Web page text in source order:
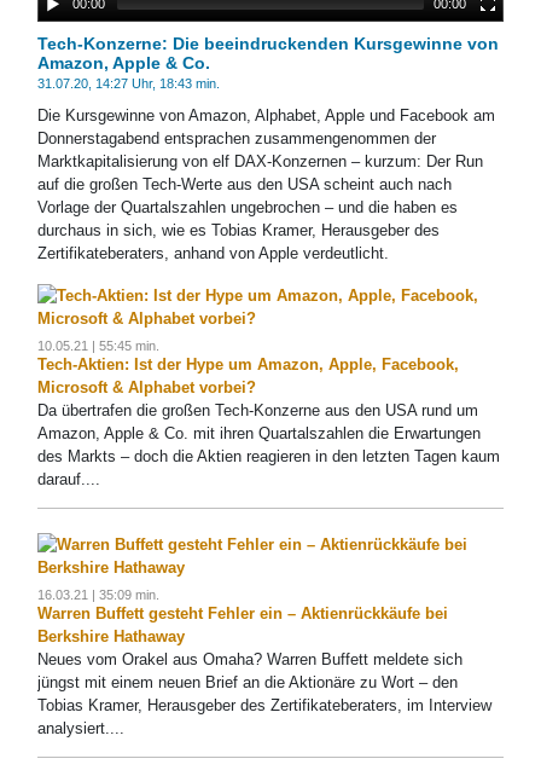
00:00 00:00
Tech-Konzerne: Die beeindruckenden Kursgewinne von
Amazon, Apple & Co.
31.07.20, 14:27 Uhr, 18:43 min.
Die Kursgewinne von Amazon, Alphabet, Apple und Facebook am
Donnerstagabend entsprachen zusammengenommen der
Marktkapitalisierung von elf DAX-Konzernen – kurzum: Der Run
auf die großen Tech-Werte aus den USA scheint auch nach
Vorlage der Quartalszahlen ungebrochen – und die haben es
durchaus in sich, wie es Tobias Kramer, Herausgeber des
Zertifikateberaters, anhand von Apple verdeutlicht.
10.05.21 | 55:45 min.
Tech-Aktien: Ist der Hype um Amazon, Apple, Facebook,
Microsoft & Alphabet vorbei?
Da übertrafen die großen Tech-Konzerne aus den USA rund um
Amazon, Apple & Co. mit ihren Quartalszahlen die Erwartungen
des Markts – doch die Aktien reagieren in den letzten Tagen kaum
darauf....
16.03.21 | 35:09 min.
Warren Buffett gesteht Fehler ein – Aktienrückkäufe bei
Berkshire Hathaway
Neues vom Orakel aus Omaha? Warren Buffett meldete sich
jüngst mit einem neuen Brief an die Aktionäre zu Wort – den
Tobias Kramer, Herausgeber des Zertifikateberaters, im Interview
analysiert....